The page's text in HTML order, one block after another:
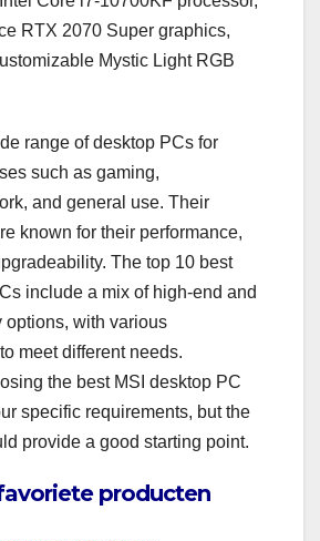
RTX 2070 Super graphics,
Mystic Light RGB
range of desktop PCs for
such as gaming,
and general use. Their
known for their performance,
The top 10 best
include a mix of high-end and
options, with various
meet different needs.
the best MSI desktop PC
specific requirements, but the
provide a good starting point.
producten